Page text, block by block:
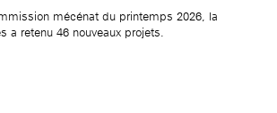
mécénat du printemps 2026, la
a retenu 46 nouveaux projets.